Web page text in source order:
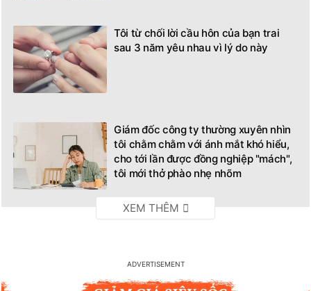
Tôi từ chối lời cầu hôn của bạn trai
sau 3 năm yêu nhau vì lý do này
Giám đốc công ty thường xuyên nhìn
tôi chằm chằm với ánh mắt khó hiểu,
cho tới lần được đồng nghiệp "mách",
tôi mới thở phào nhẹ nhõm